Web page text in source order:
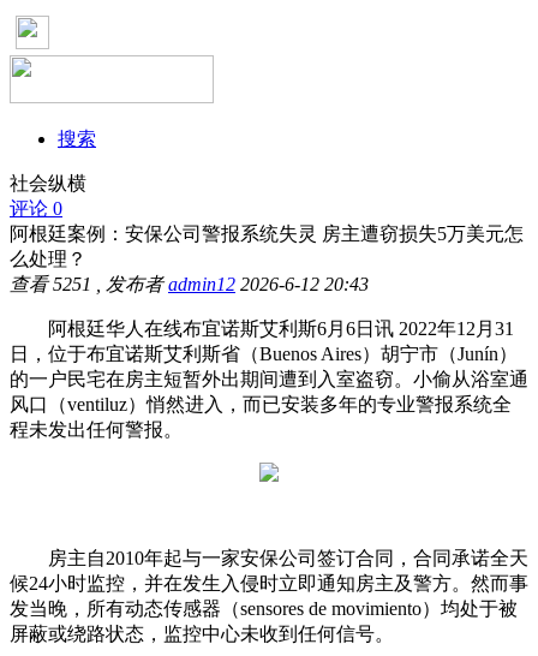
搜索
社会纵横
评论 0
阿根廷案例：安保公司警报系统失灵 房主遭窃损失5万美元怎
么处理？
查看5251 , 发布者admin12 2026-6-12 20:43
阿根廷华人在线布宜诺斯艾利斯6月6日讯 2022年12月31
日，位于布宜诺斯艾利斯省（Buenos Aires）胡宁市（Junín）
的一户民宅在房主短暂外出期间遭到入室盗窃。小偷从浴室通
风口（ventiluz）悄然进入，而已安装多年的专业警报系统全
程未发出任何警报。
房主自2010年起与一家安保公司签订合同，合同承诺全天
候24小时监控，并在发生入侵时立即通知房主及警方。然而事
发当晚，所有动态传感器（sensores de movimiento）均处于被
屏蔽或绕路状态，监控中心未收到任何信号。